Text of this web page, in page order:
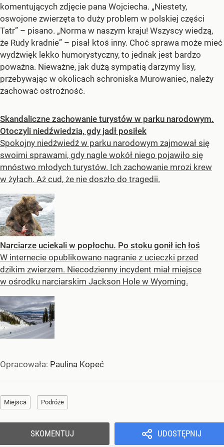
komentujących zdjęcie pana Wojciecha. „Niestety,
oswojone zwierzęta to duży problem w polskiej części
Tatr” – pisano. „Norma w naszym kraju! Wszyscy wiedzą,
że Rudy kradnie” – pisał ktoś inny. Choć sprawa może mieć
wydźwięk lekko humorystyczny, to jednak jest bardzo
poważna. Nieważne, jak dużą sympatią darzymy lisy,
przebywając w okolicach schroniska Murowaniec, należy
zachować ostrożność.
Skandaliczne zachowanie turystów w parku narodowym.
Otoczyli niedźwiedzia, gdy jadł posiłek
Spokojny niedźwiedź w parku narodowym zajmował się
swoimi sprawami, gdy nagle wokół niego pojawiło się
mnóstwo młodych turystów. Ich zachowanie mrozi krew
w żyłach. Aż cud, że nie doszło do tragedii.
Narciarze uciekali w popłochu. Po stoku gonił ich łoś
W internecie opublikowano nagranie z ucieczki przed
dzikim zwierzem. Niecodzienny incydent miał miejsce
w ośrodku narciarskim Jackson Hole w Wyoming.
Opracowała: Paulina Kopeć
Miejsca Podróże
UDOSTĘPNIJ
SKOMENTUJ